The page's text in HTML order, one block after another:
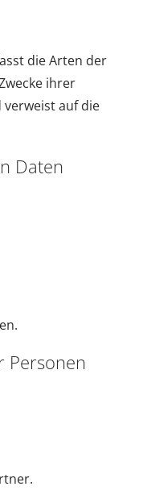
die Arten der
ihrer
auf die
Daten
Personen